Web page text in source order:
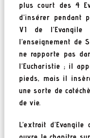
plus court des 4
d’insérer pendant
VI de
l’enseignement de
ne rapporte pas
l’Eucharistie ; il
pieds, mais il
une sorte de
de vie.
L’extrait